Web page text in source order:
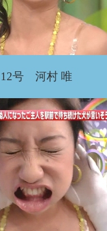
12号 河村 唯